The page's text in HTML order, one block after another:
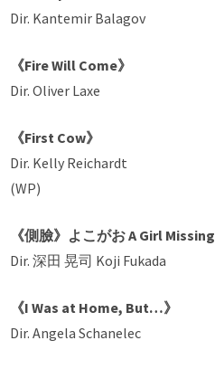
Dir. Kantemir Balagov
《Fire Will Come》
Dir. Oliver Laxe
《First Cow》
Dir. Kelly Reichardt
(WP)
《側臉》よこがお A Girl Missing
Dir. 深田 晃司 Koji Fukada
《I Was at Home, But…》
Dir. Angela Schanelec